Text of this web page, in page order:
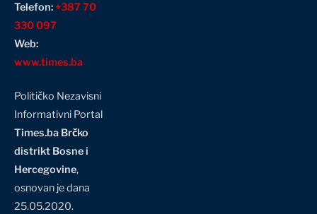
Telefon:+387 70
330 097
Web:
www.times.ba
Političko Nezavisni
Informativni Portal
Times.ba Brčko
distrikt Bosne i
Hercegovine,
osnovan je dana
25.05.2020.